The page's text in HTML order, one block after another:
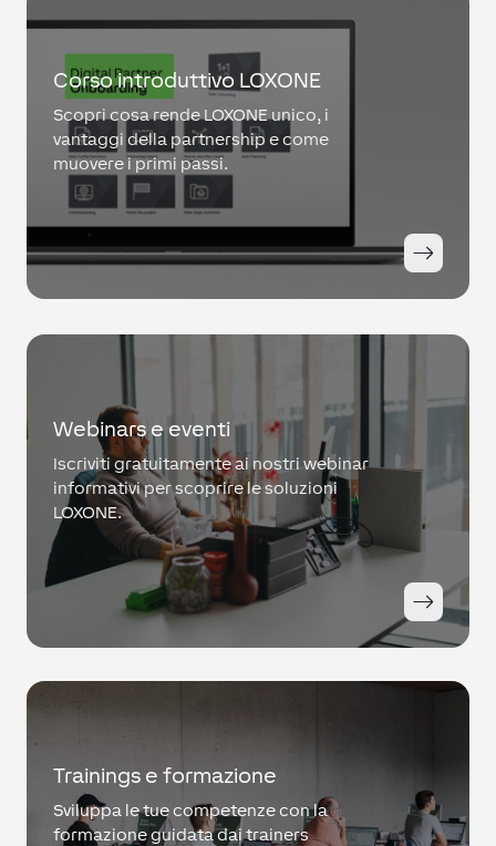
Corso introduttivo LOXONE
Scopri cosa rende LOXONE unico, i
vantaggi della partnership e come
muovere i primi passi.
Webinars e eventi
Iscriviti gratuitamente ai nostri webinar
informativi per scoprire le soluzioni
LOXONE.
Trainings e formazione
Sviluppa le tue competenze con la
formazione guidata dai trainers